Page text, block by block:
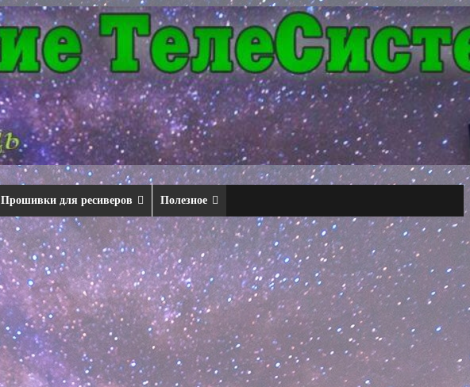
Прошивки для ресиверов Полезное